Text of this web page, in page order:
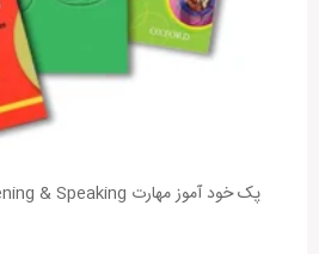
پک خود آموز مهارت Listening & Speaking برای سطح مبتدی